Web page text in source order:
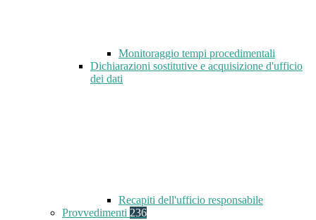
Monitoraggio tempi procedimentali
Dichiarazioni sostitutive e acquisizione d'ufficio
dei dati
Recapiti dell'ufficio responsabile
Provvedimenti 236